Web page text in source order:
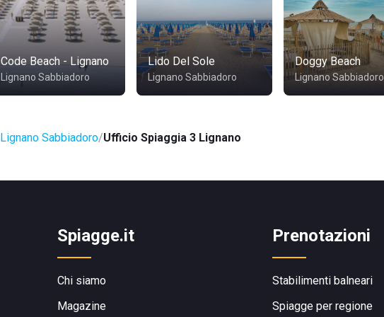
Code Beach - Lignano
Lignano Sabbiadoro
Lido Del Sole
Lignano Sabbiadoro
Doggy Beach
Lignano Sabbiadoro
Lignano Sabbiadoro Ufficio Spiaggia 3 Lignano
Spiagge.it
Chi siamo
Magazine
Prenotazioni
Stabilimenti balneari
Spiagge per regione